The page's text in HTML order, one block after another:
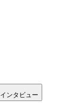
インタビュー